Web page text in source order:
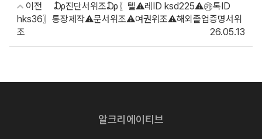
이전
₯진단서위조₯〖텔⚠️레ID ksd225⚠️㉸톡ID
hks36〗통장제작⚠️문서위조⚠️여권위조⚠️해외졸업증명서위
조
26.05.13
알크리에이티브